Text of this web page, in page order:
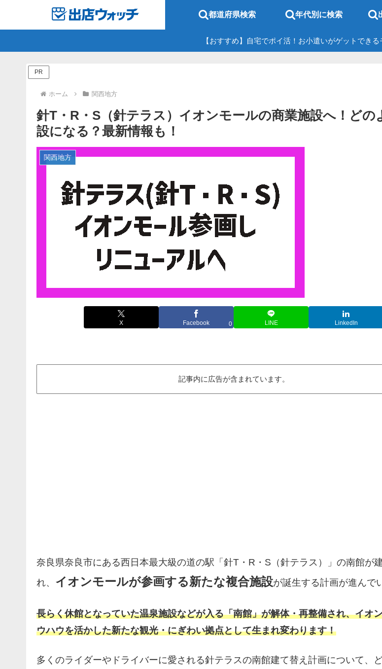
都道府県検索 年代別に検索
【おすすめ】自宅でポイ活！お小遣いがゲットでき
PR
ホーム 関西地方
針T・R・S（針テラス）イオンモールの商業施設へ！どの
設になる？最新情報も！
関西地方
X Facebook 0 LINE LinkedIn
記事内に広告が含まれています。
奈良県奈良市にある西日本最大級の道の駅「針T・R・S（針テラス）」の南館が
れ、 イオンモールが参画する新たな複合施設が誕生する計画が進んで
長らく休館となっていた温泉施設などが入る「南館」が解体・再整備され、イオ
ウハウを活かした新たな観光・にぎわい拠点として生まれ変わります！
多くのライダーやドライバーに愛される針テラスの南館建て替え計画について、